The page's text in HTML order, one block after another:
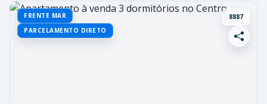
FRENTE MAR
PARCELAMENTO DIRETO
8887